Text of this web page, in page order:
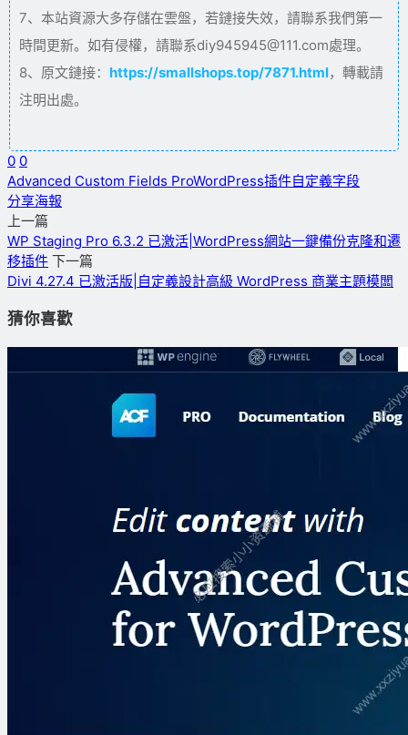
7、本站資源大多存儲在雲盤，若鏈接失效，請聯系我們第一
時間更新。如有侵權，請聯系diy945945@111.com處理。
8、原文鏈接： https://smallshops.top/7871.html，轉載請
注明出處。
0 0
Advanced Custom Fields ProWordPress插件自定義字段
分享海報
上一篇
WP Staging Pro 6.3.2 已激活|WordPress網站一鍵備份克隆和遷
移插件 下一篇
Divi 4.27.4 已激活版|自定義設計高級 WordPress 商業主題模闆
猜你喜歡